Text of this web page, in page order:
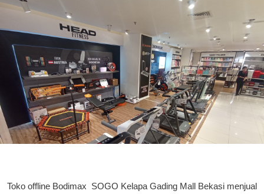
Toko offline Bodimax SOGO Kelapa Gading Mall Bekasi menjual